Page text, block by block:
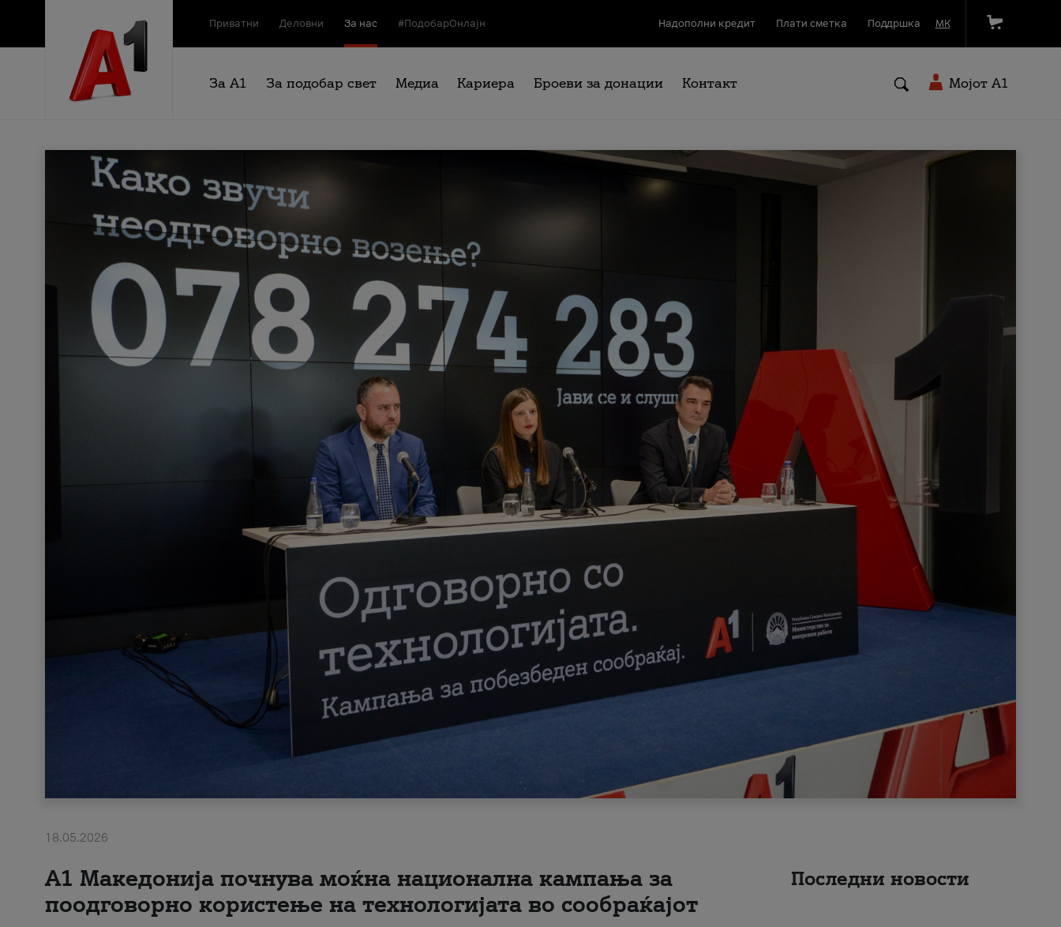
Приватни Деловни За нас #ПодобарОнлајн Надополни кредит Плати сметка Поддршка МК
За А1 За подобар свет Медиа Кариера Броеви за донации Контакт Мојот A1
18.05.2026
A1 Македонија почнува моќна национална кампања за
поодговорно користење на технологијата во сообраќајот
Последни новости